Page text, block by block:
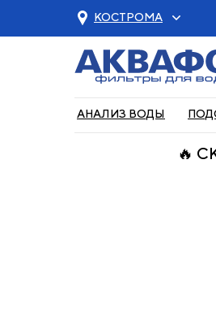
КОСТРОМА
АНАЛИЗ ВОДЫ
🔥